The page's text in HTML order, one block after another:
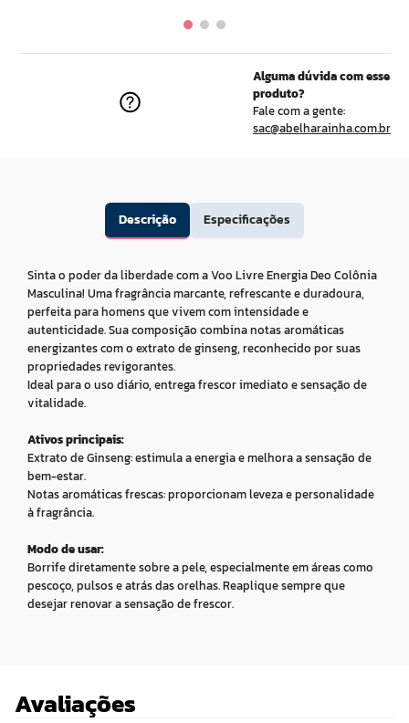
Alguma dúvida com esse
produto?
Fale com a gente:
sac@abelharainha.com.br
Descrição Especificações
Sinta o poder da liberdade com a Voo Livre Energia Deo Colônia
Masculina! Uma fragrância marcante, refrescante e duradoura,
perfeita para homens que vivem com intensidade e
autenticidade. Sua composição combina notas aromáticas
energizantes com o extrato de ginseng, reconhecido por suas
propriedades revigorantes.
Ideal para o uso diário, entrega frescor imediato e sensação de
vitalidade.
Ativos principais:
Extrato de Ginseng: estimula a energia e melhora a sensação de
bem-estar.
Notas aromáticas frescas: proporcionam leveza e personalidade
à fragrância.
Modo de usar:
Borrife diretamente sobre a pele, especialmente em áreas como
pescoço, pulsos e atrás das orelhas. Reaplique sempre que
desejar renovar a sensação de frescor.
Avaliações